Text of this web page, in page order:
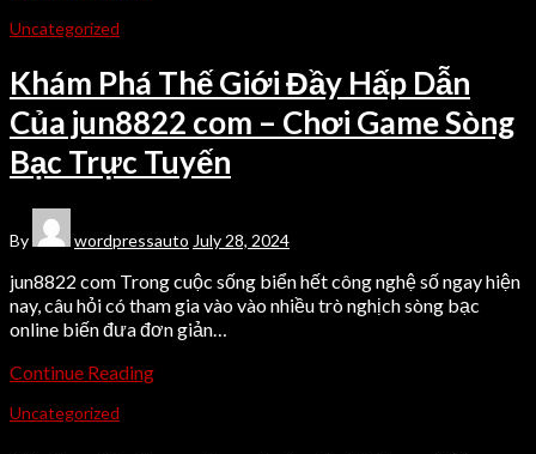
Uncategorized
Khám Phá Thế Giới Đầy Hấp Dẫn
Của jun8822 com – Chơi Game Sòng
Bạc Trực Tuyến
By wordpressauto July 28, 2024
jun8822 com Trong cuộc sống biển hết công nghệ số ngay hiện
nay, câu hỏi có tham gia vào vào nhiều trò nghịch sòng bạc
online biến đưa đơn giản…
Continue Reading
Uncategorized